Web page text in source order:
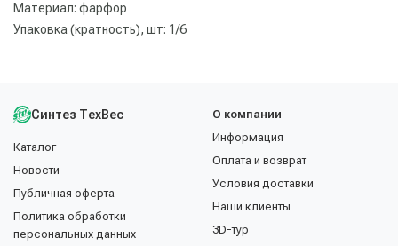
Материал: фарфор
Упаковка (кратность), шт: 1/6
Синтез ТехВес
Каталог
Новости
Публичная оферта
Политика обработки
персональных данных
О компании
Информация
Оплата и возврат
Условия доставки
Наши клиенты
3D-тур